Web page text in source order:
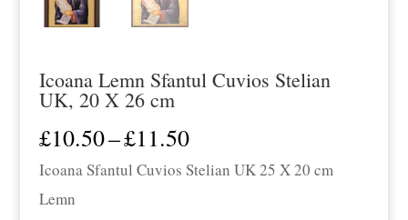
Icoana Lemn Sfantul Cuvios Stelian
UK, 20 X 26 cm
£10.50–£11.50Interval
de
Icoana Sfantul Cuvios Stelian UK 25 X 20 cm
Lemn